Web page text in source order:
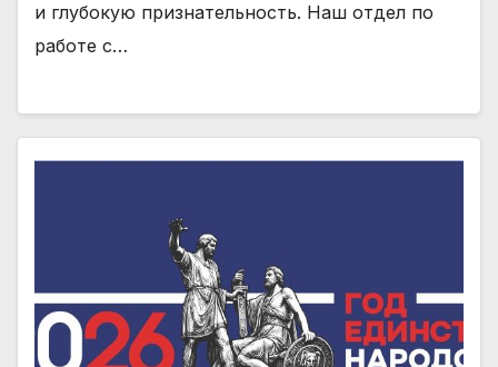
и глубокую признательность. Наш отдел по
работе с…